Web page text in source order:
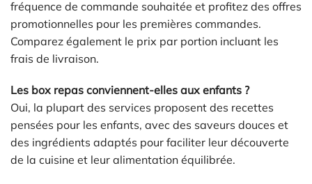
fréquence de commande souhaitée et profitez des offres
promotionnelles pour les premières commandes.
Comparez également le prix par portion incluant les
frais de livraison.
Les box repas conviennent-elles aux enfants ?
Oui, la plupart des services proposent des recettes
pensées pour les enfants, avec des saveurs douces et
des ingrédients adaptés pour faciliter leur découverte
de la cuisine et leur alimentation équilibrée.